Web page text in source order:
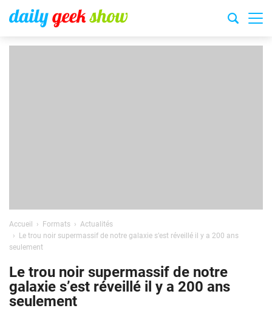
Accueil Formats
Actualités
Le trou noir supermassif de notre galaxie s’est réveillé il y a 200 ans
seulement
Le trou noir supermassif de notre
galaxie s’est réveillé il y a 200 ans
seulement